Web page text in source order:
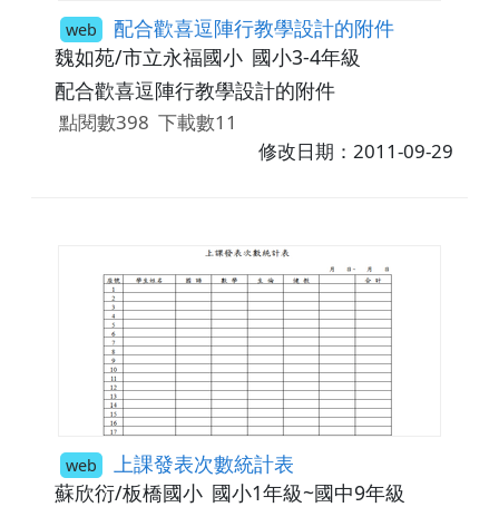
web 配合歡喜逗陣行教學設計的附件
魏如苑/市立永福國小 國小3-4年級
配合歡喜逗陣行教學設計的附件
點閱數398 下載數11
修改日期：2011-09-29
web 上課發表次數統計表
蘇欣衍/板橋國小 國小1年級~國中9年級